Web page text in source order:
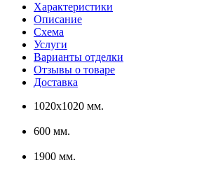
Характеристики
Описание
Схема
Услуги
Варианты отделки
Отзывы о товаре
Доставка
1020х1020 мм.
600 мм.
1900 мм.